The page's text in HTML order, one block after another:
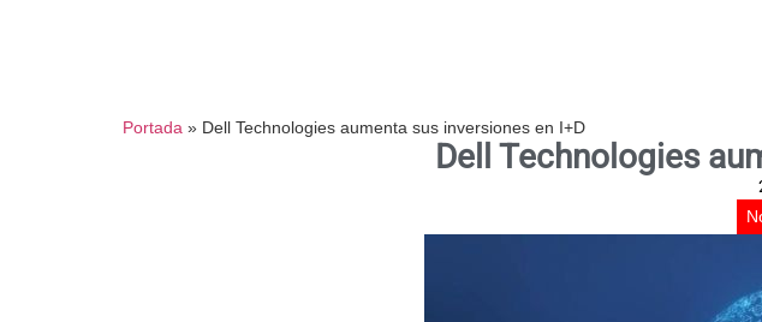
Portada » Dell Technologies aumenta sus inversiones en I+D
Dell Technologies